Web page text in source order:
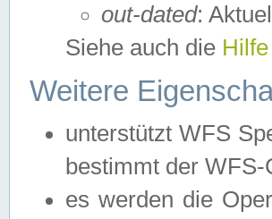
out-dated:
Siehe auch die
Weitere
unterstützt WFS
bestimmt der WFS-
es werden die